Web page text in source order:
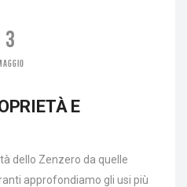
3
E
dello Zenzero da quelle
approfondiamo gli usi più